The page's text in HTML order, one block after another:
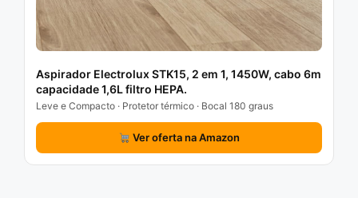
Aspirador Electrolux STK15, 2 em 1, 1450W, cabo 6m
capacidade 1,6L filtro HEPA.
Leve e Compacto · Protetor térmico · Bocal 180 graus
Ver oferta na Amazon